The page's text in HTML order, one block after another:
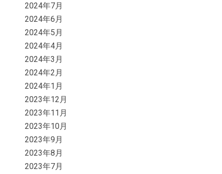
2024年7月
2024年6月
2024年5月
2024年4月
2024年3月
2024年2月
2024年1月
2023年12月
2023年11月
2023年10月
2023年9月
2023年8月
2023年7月